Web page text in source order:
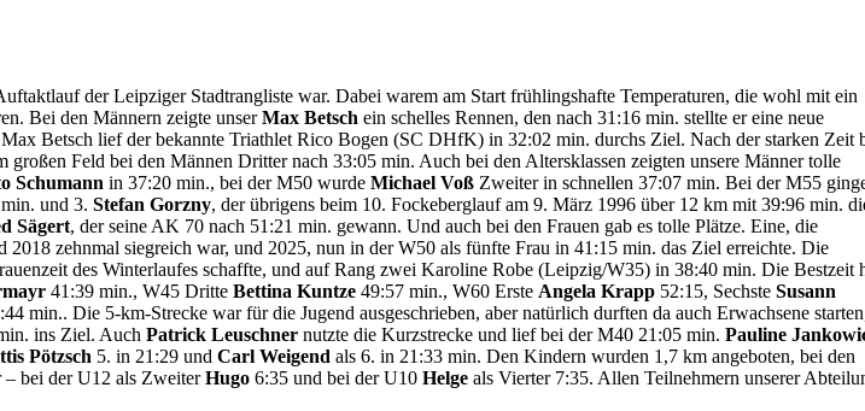
der Leipziger Stadtrangliste war. Dabei warem am Start frühlingshafte Temperaturen, die wohl mit ein
Bei den Männern zeigte unserMax Betsch ein schelles Rennen, den nach 31:16 min. stellte er eine neue
Betsch lief der bekannte Triathlet Rico Bogen (SC DHfK) in 32:02 min. durchs Ziel. Nach der starken Zeit
großen Feld bei den Männen Dritter nach 33:05 min. Auch bei den Altersklassen zeigten unsere Männer tolle
Schumann in 37:20 min., bei der M50 wurdeMichael Voß Zweiter in schnellen 37:07 min. Bei der M55
und 3.Stefan Gorzny, der übrigens beim 10. Fockeberglauf am 9. März 1996 über 12 km mit 39:96 min.
Sägert, der seine AK 70 nach 51:21 min. gewann. Und auch bei den Frauen gab es tolle Plätze. Eine, die
2018 zehnmal siegreich war, und 2025, nun in der W50 als fünfte Frau in 41:15 min. das Ziel erreichte. Die
des Winterlaufes schaffte, und auf Rang zwei Karoline Robe (Leipzig/W35) in 38:40 min. Die Bestzeit
41:39 min., W45 DritteBettina Kuntze 49:57 min., W60 Erste Angela Krapp 52:15, SechsteSusann
min.. Die 5-km-Strecke war für die Jugend ausgeschrieben, aber natürlich durften da auch Erwachsene
ins Ziel. AuchPatrick Leuschner nutzte die Kurzstrecke und lief bei der M40 21:05 min.Pauline
Pötzsch 5. in 21:29 undCarl Weigend als 6. in 21:33 min. Den Kindern wurden 1,7 km angeboten, bei den
– bei der U12 als ZweiterHugo 6:35 und bei der U10Helge als Vierter 7:35. Allen Teilnehmern unserer